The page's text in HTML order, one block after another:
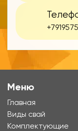
Меню
Главная
Виды свай
Комплектующие